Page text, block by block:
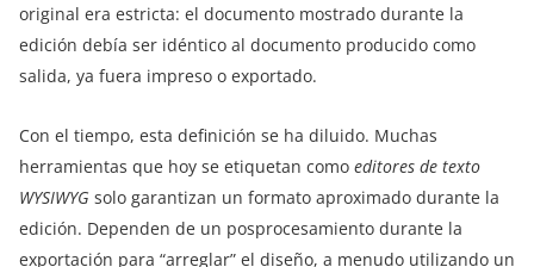
original era estricta: el documento mostrado durante la
edición debía ser idéntico al documento producido como
salida, ya fuera impreso o exportado.
Con el tiempo, esta definición se ha diluido. Muchas
herramientas que hoy se etiquetan como editores de texto
WYSIWYG solo garantizan un formato aproximado durante la
edición. Dependen de un posprocesamiento durante la
exportación para “arreglar” el diseño, a menudo utilizando un